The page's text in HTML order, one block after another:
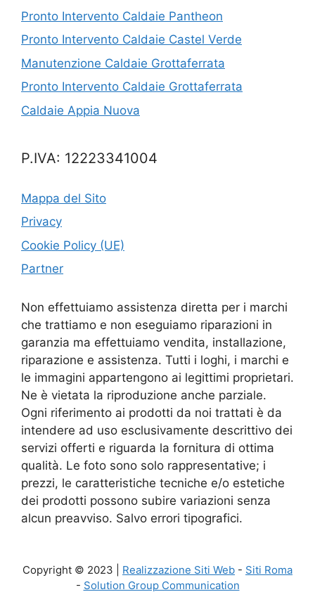
Pronto Intervento Caldaie Pantheon
Pronto Intervento Caldaie Castel Verde
Manutenzione Caldaie Grottaferrata
Pronto Intervento Caldaie Grottaferrata
Caldaie Appia Nuova
P.IVA: 12223341004
Mappa del Sito
Privacy
Cookie Policy (UE)
Partner
Non effettuiamo assistenza diretta per i marchi
che trattiamo e non eseguiamo riparazioni in
garanzia ma effettuiamo vendita, installazione,
riparazione e assistenza. Tutti i loghi, i marchi e
le immagini appartengono ai legittimi proprietari.
Ne è vietata la riproduzione anche parziale.
Ogni riferimento ai prodotti da noi trattati è da
intendere ad uso esclusivamente descrittivo dei
servizi offerti e riguarda la fornitura di ottima
qualità. Le foto sono solo rappresentative; i
prezzi, le caratteristiche tecniche e/o estetiche
dei prodotti possono subire variazioni senza
alcun preavviso. Salvo errori tipografici.
Copyright © 2023 | Realizzazione Siti Web - Siti Roma
- Solution Group Communication